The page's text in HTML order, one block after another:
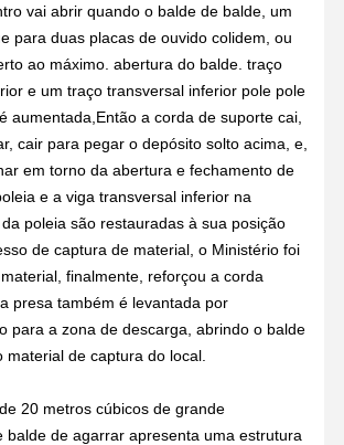
vai abrir quando o balde de balde, um
para duas placas de ouvido colidem, ou
ao máximo. abertura do balde. traço
e um traço transversal inferior pole pole
aumentada,Então a corda de suporte cai,
cair para pegar o depósito solto acima, e,
em torno da abertura e fechamento de
e a viga transversal inferior na
poleia são restauradas à sua posição
de captura de material, o Ministério foi
finalmente, reforçou a corda
presa também é levantada por
para a zona de descarga, abrindo o balde
material de captura do local.
20 metros cúbicos de grande
balde de agarrar apresenta uma estrutura